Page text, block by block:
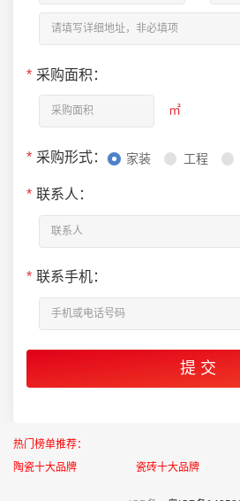
* 采购面积：
㎡
* 采购形式： 家装 工程
* 联系人：
* 联系手机：
热门榜单推荐：
陶瓷十大品牌
瓷砖十大品牌